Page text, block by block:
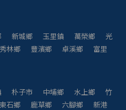
新城鄉 玉里鎮 萬榮鄉
光
秀林鄉 豐濱鄉 卓溪鄉
富里
朴子市 中埔鄉 水上鄉
竹
東石鄉 鹿草鄉 六腳鄉
新港